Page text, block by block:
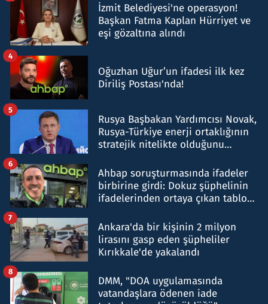
İzmit Belediyesi'ne operasyon!
Başkan Fatma Kaplan Hürriyet ve
eşi gözaltına alındı
Oğuzhan Uğur’un ifadesi ilk kez
Diriliş Postası'nda!
4
Rusya Başbakan Yardımcısı Novak,
Rusya-Türkiye enerji ortaklığının
stratejik nitelikte olduğunu
5
Ahbap soruşturmasında ifadeler
birbirine girdi: Dokuz şüphelinin
ifadelerinden ortaya çıkan tablo
6
Ankara'da bir kişinin 2 milyon
lirasını gasp eden şüpheliler
Kırıkkale'de yakalandı
7
DMM, "DOA uygulamasında
vatandaşlara ödenen iade
8